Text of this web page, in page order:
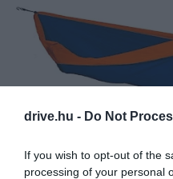
drive.hu - Do Not
If you wish to opt-out of the
processing of your personal